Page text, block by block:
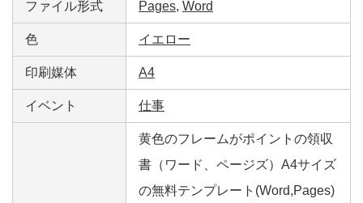
ファイル形式 Pages, Word
色 イエロー
印刷媒体 A4
イベント 仕事
黄色のフレームがポイントの領収
書（ワード、ページズ）A4サイズ
の無料テンプレート(Word,Pages)